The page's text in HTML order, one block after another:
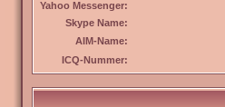
Yahoo Messenger:
Skype Name:
AIM-Name:
ICQ-Nummer: